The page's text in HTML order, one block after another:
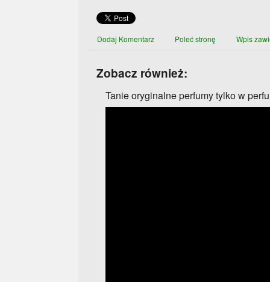
Dodaj Komentarz Poleć stronę Wpis
Zobacz również:
Tanie oryginalne perfumy tylko w